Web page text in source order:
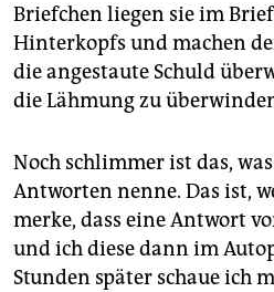
Briefchen liegen sie im
Hinterkopfs und machen
die angestaute Schuld
die Lähmung zu
Noch schlimmer ist das,
Antworten nenne. Das ist,
merke, dass eine Antwort
und ich diese dann im
Stunden später schaue ich